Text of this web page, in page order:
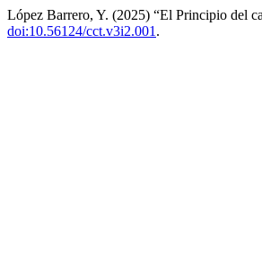
López Barrero, Y. (2025) “El Principio del
doi:10.56124/cct.v3i2.001 .